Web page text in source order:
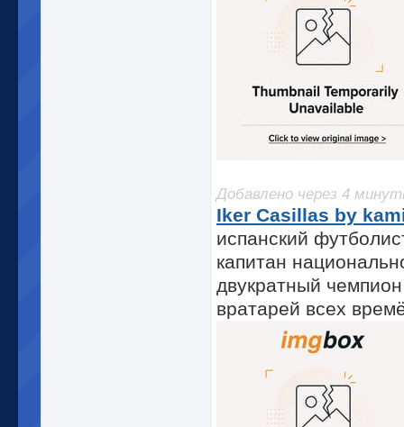
Добавлено через 4
Iker Casillas by
испанский
капитан
двукратный
вратарей всех